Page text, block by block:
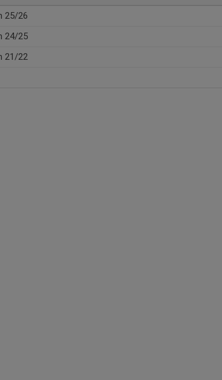
25/26
24/25
21/22